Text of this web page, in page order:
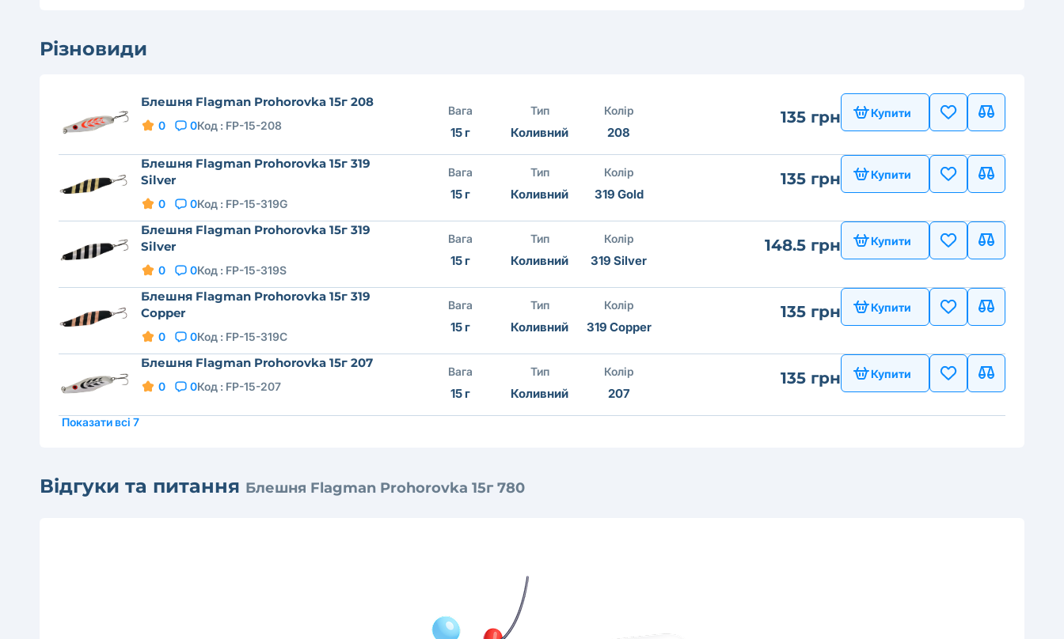
Різновиди
Блешня Flagman Prohorovka 15г 208
0 0Код : FP-15-208
Вага
15 г
Тип
Коливний
Колір
208
135 грн Купити
Блешня Flagman Prohorovka 15г 319
Silver
0 0Код : FP-15-319G
Вага
15 г
Тип
Коливний
Колір
319 Gold
135 грн Купити
Блешня Flagman Prohorovka 15г 319
Silver
0 0Код : FP-15-319S
Вага
15 г
Тип
Коливний
Колір
319 Silver
148.5 грн Купити
Блешня Flagman Prohorovka 15г 319
Copper
0 0Код : FP-15-319C
Вага
15 г
Тип
Коливний
Колір
319 Copper
135 грн Купити
Блешня Flagman Prohorovka 15г 207
0 0Код : FP-15-207
Вага
15 г
Тип
Коливний
Колір
207
135 грн Купити
Показати всі 7
Відгуки та питання Блешня Flagman Prohorovka 15г 780